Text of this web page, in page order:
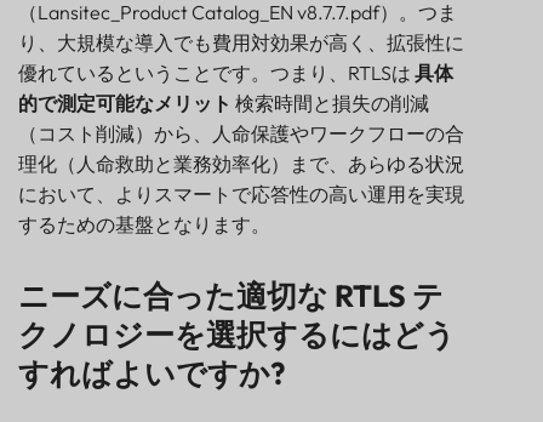
（Lansitec_Product Catalog_EN v8.7.7.pdf）。つま
り、大規模な導入でも費用対効果が高く、拡張性に
優れているということです。つまり、RTLSは 具体
的で測定可能なメリット 検索時間と損失の削減
（コスト削減）から、人命保護やワークフローの合
理化（人命救助と業務効率化）まで、あらゆる状況
において、よりスマートで応答性の高い運用を実現
するための基盤となります。
ニーズに合った適切な RTLS テ
クノロジーを選択するにはどう
すればよいですか?